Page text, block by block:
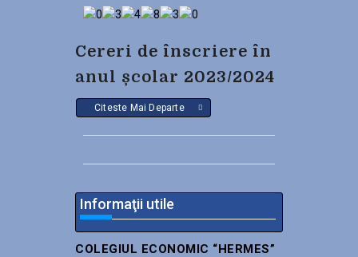
Cereri de înscriere în
anul școlar 2023/2024
Citeste Mai Departe
Informaţii utile
COLEGIUL ECONOMIC “HERMES”